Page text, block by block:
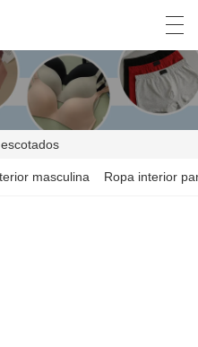
English Español
masculina Ropa interior